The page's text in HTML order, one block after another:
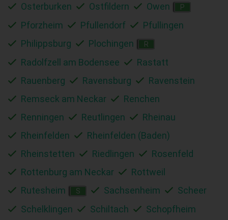
Osterburken
Ostfildern Owen P
Pforzheim Pfullendorf
Pfullingen
Philippsburg
Plochingen R
Radolfzell am Bodensee
Rastatt
Rauenberg
Ravensburg
Ravenstein
Remseck am Neckar
Renchen
Renningen
Reutlingen
Rheinau
Rheinfelden
Rheinfelden (Baden)
Rheinstetten
Riedlingen
Rosenfeld
Rottenburg am Neckar
Rottweil
Rutesheim
S Sachsenheim
Scheer
Schelklingen
Schiltach
Schopfheim